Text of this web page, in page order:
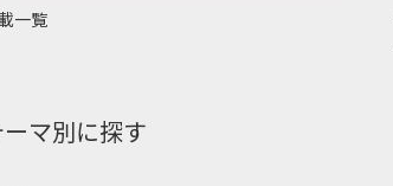
一覧
ーマ別に探す